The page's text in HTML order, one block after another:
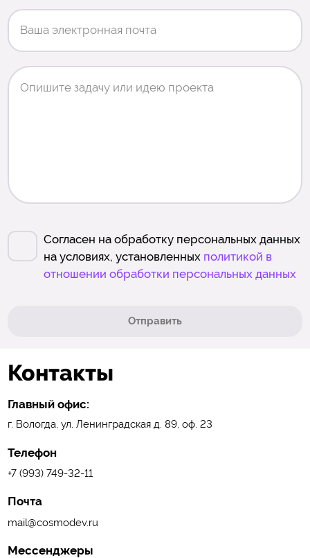
Согласен на обработку персональных данных
на условиях, установленных политикой в
отношении обработки персональных данных
Отправить
Контакты
Главный офис:
г. Вологда, ул. Ленинградская д. 89, оф. 23
Телефон
+7 (993) 749-32-11
Почта
mail@cosmodev.ru
Мессенджеры